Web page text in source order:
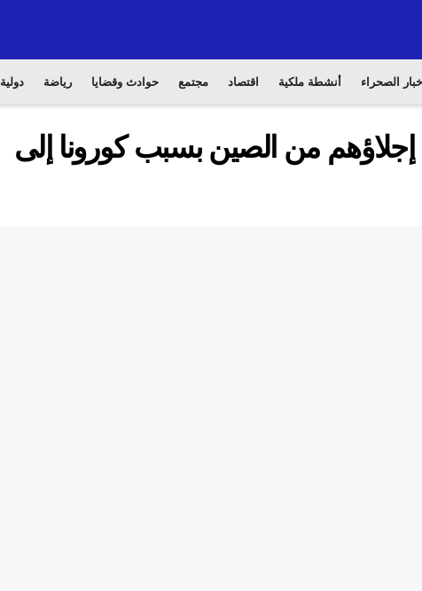
الصحراء أنشطة ملكية اقتصاد مجتمع حوادث وقضايا رياضة دولية
تم إجلاؤهم من الصين بسبب كورونا إلى